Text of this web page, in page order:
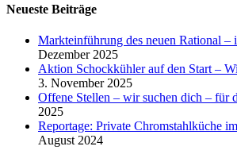
Neueste Beiträge
Markteinführung des neuen Rational –
Dezember 2025
Aktion Schockkühler auf den Start –
3. November 2025
Offene Stellen – wir suchen dich – für
2025
Reportage: Private Chromstahlküche
August 2024